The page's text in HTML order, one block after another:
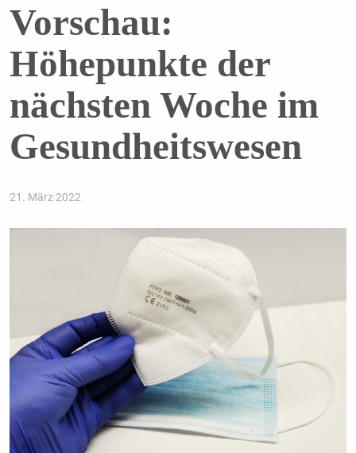
Vorschau:
Höhepunkte der
nächsten Woche im
Gesundheitswesen
21. März 2022